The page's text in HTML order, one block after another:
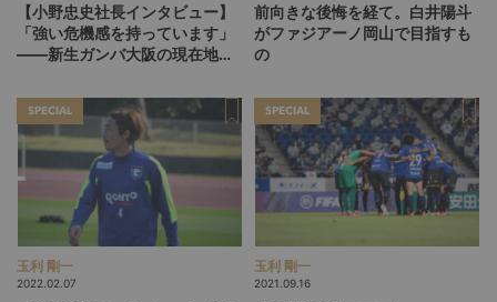
【小野忠史社長インタビュー】
「強い危機感を持っています」
――新生ガンバ大阪の現在地
前向きな後悔を経て。白井陽斗
がファジアーノ岡山で目指すも
の
SPECIAL
玉利 剛一
2022.02.07
SPECIAL
玉利 剛一
2021.09.16